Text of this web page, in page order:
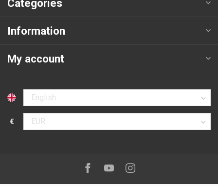
Categories
Information
My account
Select language
€
Select currency
Follow us on:
Facebook
YoutubeInstagram